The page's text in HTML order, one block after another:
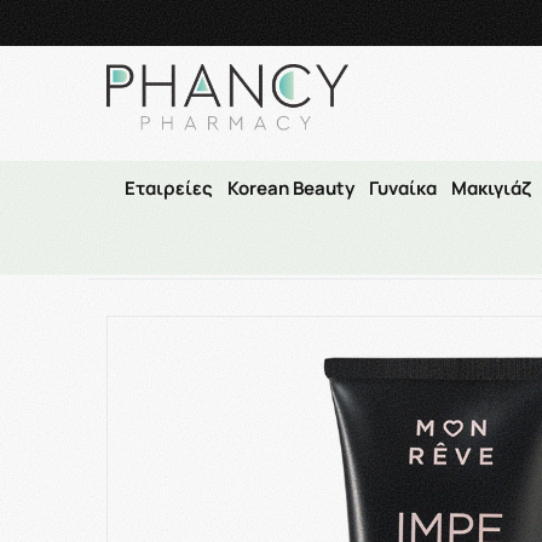
Τηλεφωνικές
Εταιρείες Korean Beauty Γυναίκα Μακιγιάζ